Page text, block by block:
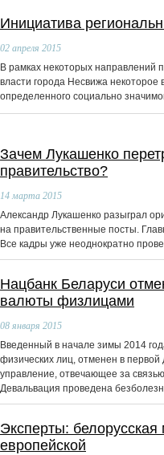
Инициатива
02 апреля 2015
В рамках некоторых направлений
власти города Несвижа
определенного социально
Зачем Лукашенко
правительство?
14 марта 2015
Александр Лукашенко разыграл
на правительственные посты.
Все кадры уже неоднократно
Нацбанк Беларуси
валюты физлицами
08 января 2015
Введенный в начале зимы 2014
физических лиц, отменен в
управление, отвечающее за
Девальвация проведена
Эксперты:
европейской